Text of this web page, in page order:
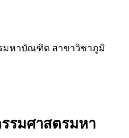
มหาบัณฑิต สาขาวิชาภูมิ
รมศาสตรมหา